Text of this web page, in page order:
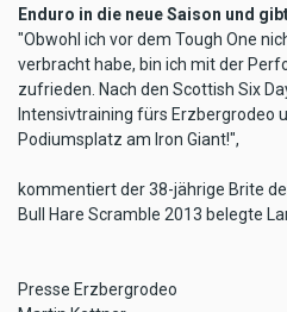
Enduro in die neue Saison und
"Obwohl ich vor dem Tough One
verbracht habe, bin ich mit der
zufrieden. Nach den Scottish Six
Intensivtraining fürs Erzbergrodeo
Podiumsplatz am Iron Giant!",
kommentiert der 38-jährige Brite
Bull Hare Scramble 2013 belegte
Presse Erzbergrodeo